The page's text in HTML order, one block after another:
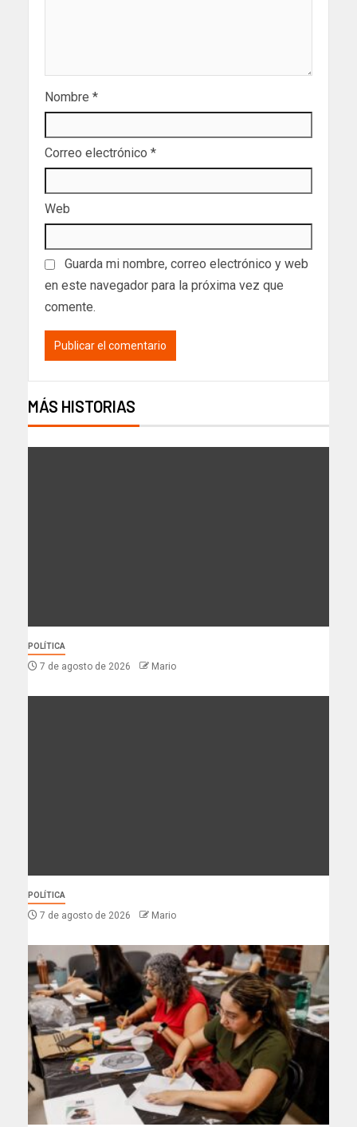
Nombre *
Correo electrónico *
Web
Guarda mi nombre, correo electrónico y web
en este navegador para la próxima vez que
comente.
MÁS HISTORIAS
POLÍTICA
7 de agosto de 2026 Mario
POLÍTICA
7 de agosto de 2026 Mario